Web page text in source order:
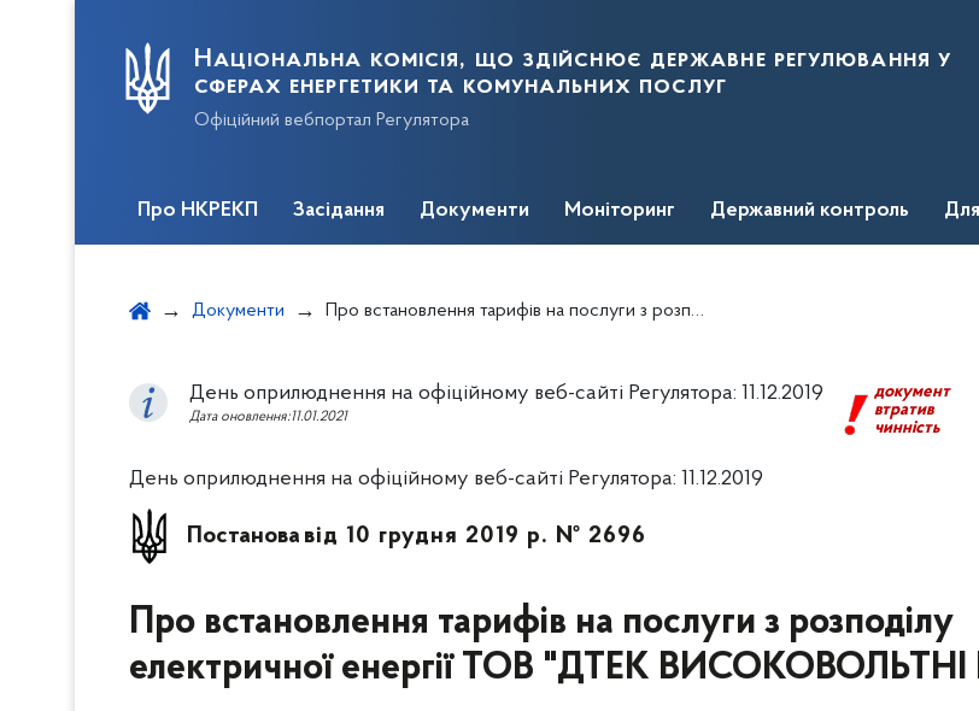
Національна комісія, що здійснює державне регулювання у
сферах енергетики та комунальних послуг
Офіційний вебпортал Регулятора
Про НКРЕКП Засідання Документи Моніторинг Державний контроль
Документи Про встановлення тарифів на послуги з розподілу електричної енергії ТОВ "ДТЕК ВИСОКОВОЛЬТНІ МЕРЕЖІ
День оприлюднення на офіційному веб-сайті Регулятора: 11.12.2019
документ
втратив
чинність
Дата оновлення:11.01.2021
День оприлюднення на офіційному веб-сайті Регулятора: 11.12.2019
Постанова від 10 грудня 2019 р. № 2696
Про встановлення тарифів на послуги з розподілу
електричної енергії ТОВ "ДТЕК